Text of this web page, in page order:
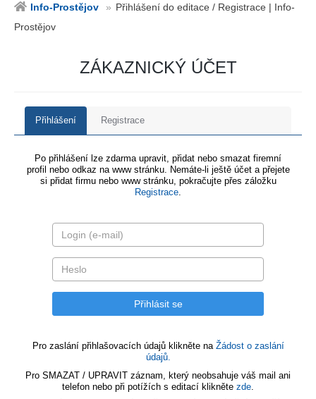
Info-Prostějov
Přihlášení do editace / Registrace | Info-
Prostějov
ZÁKAZNICKÝ ÚČET
Přihlášení Registrace
Po přihlášení lze zdarma upravit, přidat nebo smazat firemní
profil nebo odkaz na www stránku. Nemáte-li ještě účet a přejete
si přidat firmu nebo www stránku, pokračujte přes záložku
Registrace.
Pro zaslání přihlašovacích údajů klikněte na Žádost o zaslání
údajů.
Pro SMAZAT / UPRAVIT záznam, který neobsahuje váš mail ani
telefon nebo při potížích s editací klikněte zde.